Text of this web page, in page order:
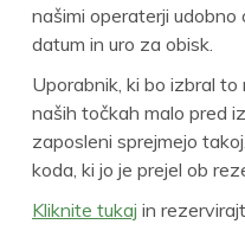
našimi operaterji
datum in uro za obisk.
Uporabnik, ki bo izbral
naših točkah malo pred
zaposleni sprejmejo
koda, ki jo je prejel ob
Kliknite tukaj in